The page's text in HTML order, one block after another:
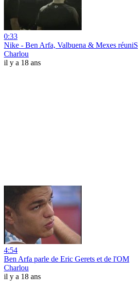
0:33
Nike - Ben Arfa, Valbuena & Mexes réuniS
Charlou
il y a 18 ans
4:54
Ben Arfa parle de Eric Gerets et de l'OM
Charlou
il y a 18 ans